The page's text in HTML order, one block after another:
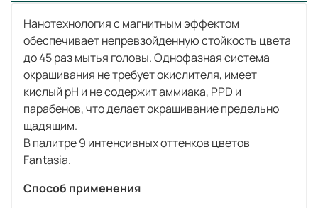
Нанотехнология с магнитным эффектом
обеспечивает непревзойденную стойкость цвета
до 45 раз мытья головы. Однофазная система
окрашивания не требует окислителя, имеет
кислый pH и не содержит аммиака, PPD и
парабенов, что делает окрашивание предельно
щадящим.
В палитре 9 интенсивных оттенков цветов
Fantasia.
Способ применения